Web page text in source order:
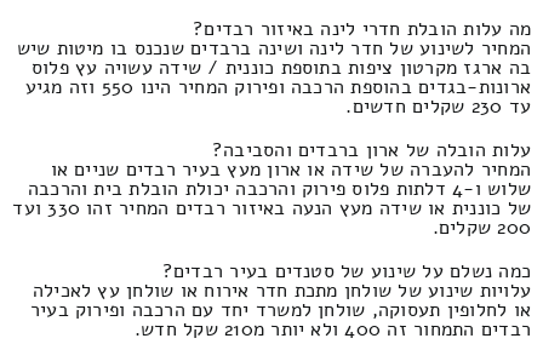
מה עלות הובלת חדרי לינה באיזור רבדים?
המחיר לשינוע של חדר לינה ושינה ברבדים שנכנס בו מיטות שיש
בה ארגז מקרטון ציפות בתוספת כוננית / שידה עשויה עץ פלוס
ארונות-בגדים בהוספת הרכבה ופירוק המחיר הינו 550 וזה מגיע
עד 230 שקלים חדשים.
עלות הובלה של ארון ברבדים והסביבה?
המחיר להעברה של שידה או ארון מעץ בעיר רבדים שניים או
שלוש ו-4 דלתות פלוס פירוק והרכבה יכולת הובלת בית והרכבה
של כוננית או שידה מעץ הנעה באיזור רבדים המחיר זהו 330 ועד
200 שקלים.
כמה נשלם על שינוע של סטנדים בעיר רבדים?
עלויות שינוע של שולחן מתכת חדר אירוח או שולחן עץ לאכילה
או לחלופין תעסוקה, שולחן למשרד יחד עם הרכבה ופירוק בעיר
רבדים התמחור זה 400 ולא יותר מ210 שקל חדש.